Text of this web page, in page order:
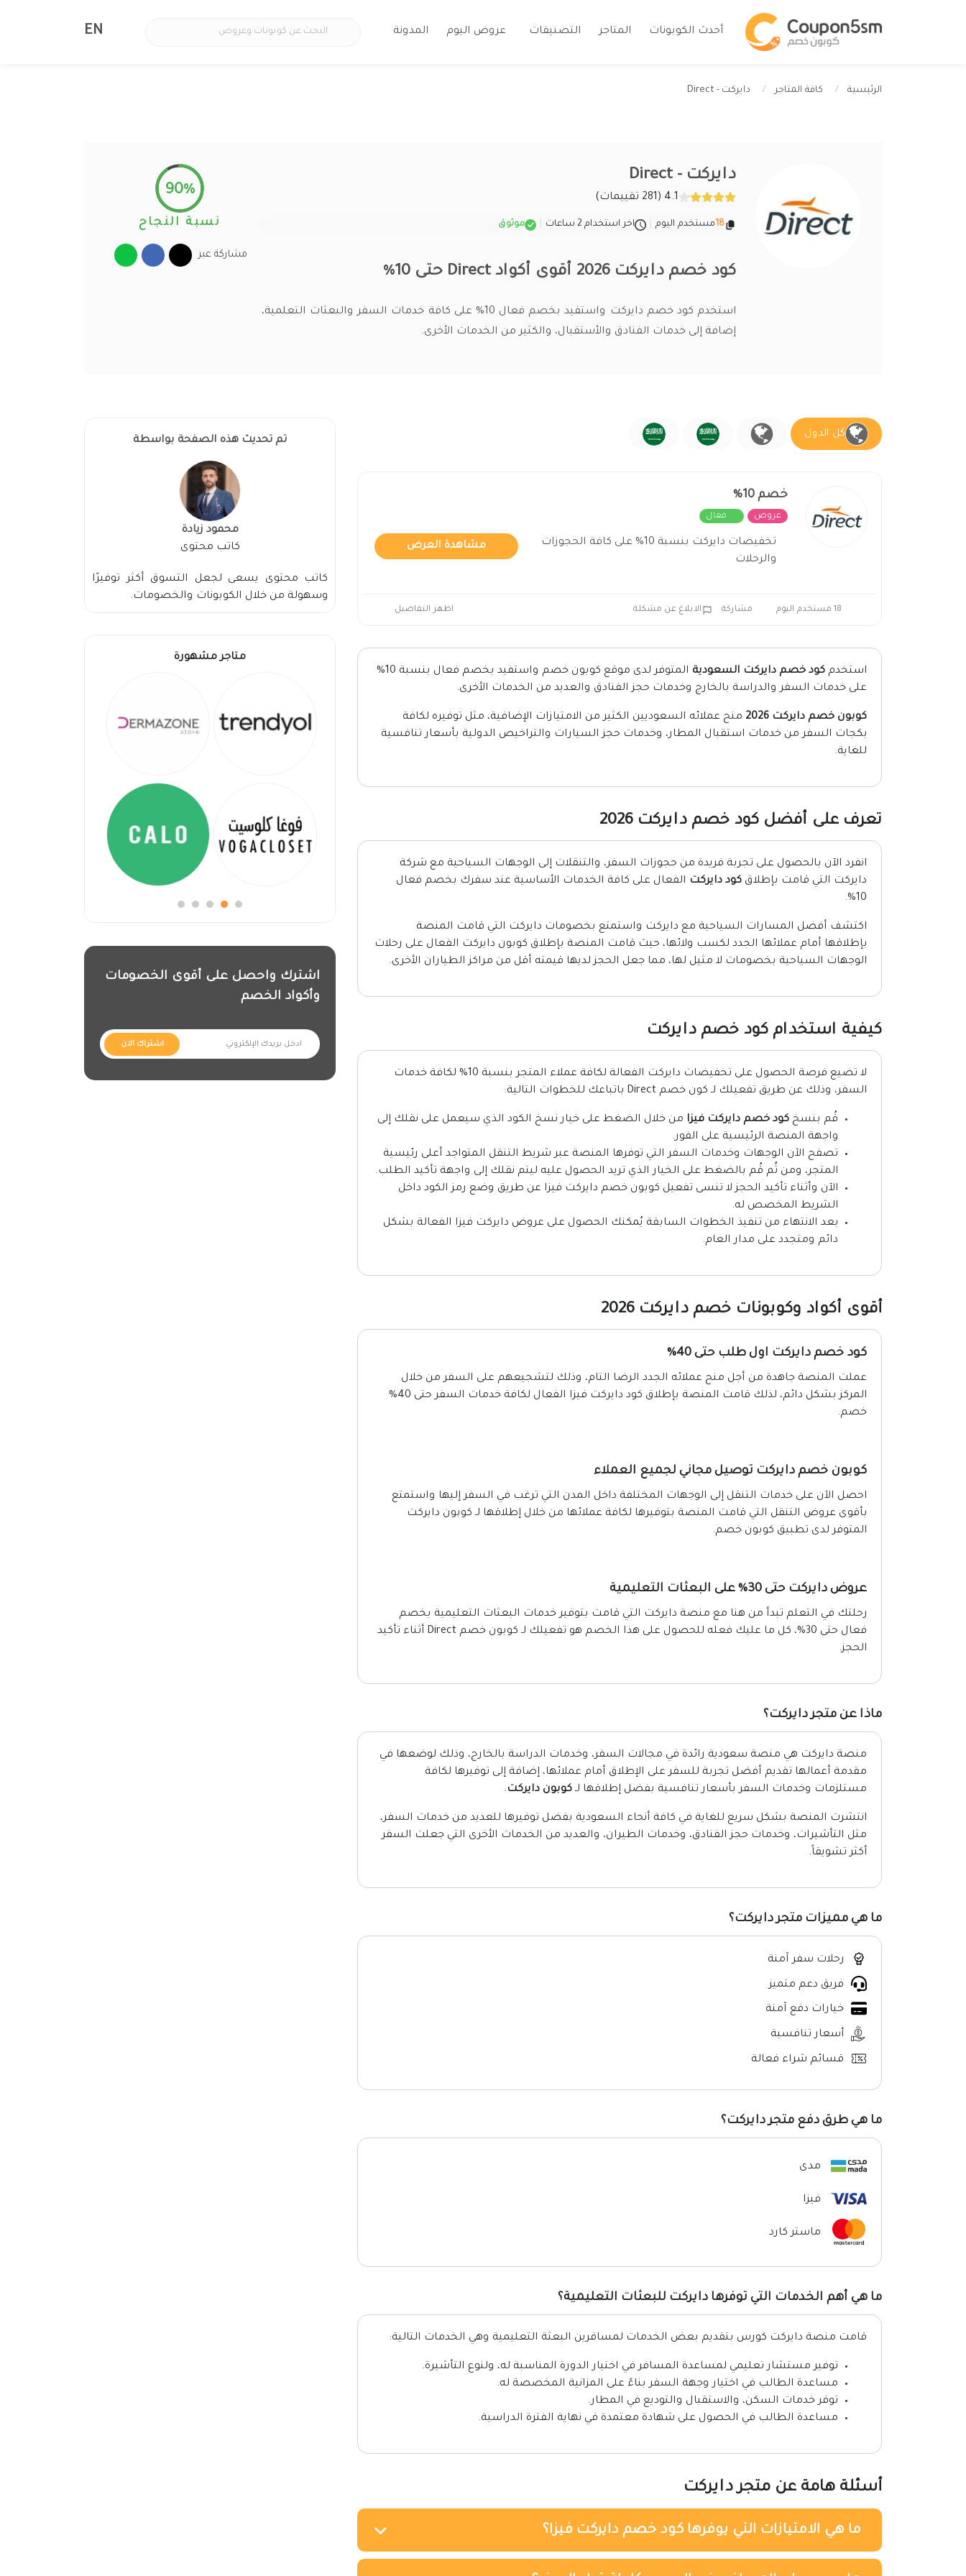
أحدث الكوبونات المتاجر التصنيفات عروض اليوم المدونة EN
الرئيسية كافة المتاجر دايركت - Direct
دايركت - Direct
4.1 (281 تقييمات)
18 مستخدم اليوم اخر استخدام 2 ساعات موثوق
كود خصم دايركت 2026 أقوى أكواد Direct حتى 10%
استخدم كود خصم دايركت واستفيد بخصم فعال 10% على كافة خدمات السفر والبعثات التعلمية،
إضافة إلى خدمات الفنادق والأستقبال، والكثير من الخدمات الأخرى.
90%
نسبة النجاح
مشاركة عبر
كل الدول
خصم 10%
عروض فعال
تخفيضات دايركت بنسبة 10% على كافة الحجوزات
والرحلات
مشاهدة العرض
18 مستخدم اليوم مشاركة الابلاغ عن مشكلة اظهر التفاصيل
استخدم كود خصم دايركت السعودية
المتوفر لدى موقع كوبون خصم واستفيد بخصم فعال بنسبة 10%
على خدمات السفر والدراسة بالخارج وخدمات حجز الفنادق والعديد من الخدمات الأخرى.
كوبون خصم دايركت 2026
منح عملائه السعوديين الكثير من الامتيازات الإضافية، مثل توفيره لكافة
بكجات السفر من خدمات استقبال المطار، وخدمات حجز السيارات والتراخيص الدولية بأسعار تنافسية
للغاية.
تعرف على أفضل كود خصم دايركت 2026
انفرد الآن بالحصول على تجربة فريدة من حجوزات السفر، والتنقلات إلى الوجهات السياحية مع شركة
دايركت التي قامت بإطلاق كود دايركت الفعال على كافة الخدمات الأساسية عند سفرك بخصم فعال
10%.
اكتشف أفضل المسارات السياحية مع دايركت واستمتع بخصومات دايركت التي قامت المنصة
بإطلاقها أمام عملائها الجدد لكسب ولائها، حيث قامت المنصة بإطلاق كوبون دايركت الفعال على رحلات
الوجهات السياحية بخصومات لا مثيل لها، مما جعل الحجز لديها قيمته أقل من مراكز الطياران الأخرى.
كيفية استخدام كود خصم دايركت
لا تضيع فرصة الحصول على تخفيضات دايركت الفعالة لكافة عملاء المتجر بنسبة 10% لكافة خدمات
السفر، وذلك عن طريق تفعيلك لـ كون خصم Direct باتباعك للخطوات التالية:
قُم بنسخ كود خصم دايركت فيزا من خلال الضغط على خيار نسخ الكود الذي سيعمل على نقلك إلى
واجهة المنصة الرئيسية على الفور.
تصفح الآن الوجهات وخدمات السفر التي توفرها المنصة عبر شريط التنقل المتواجد أعلى رئيسية
المتجر، ومن ثُم قُم بالضغط على الخيار الذي تريد الحصول عليه ليتم نقلك إلى واجهة تأكيد الطلب.
الآن وأثناء تأكيد الحجز لا تنسى تفعيل كوبون خصم دايركت فيزا عن طريق وضع رمز الكود داخل
الشريط المخصص له.
بعد الانتهاء من تنفيذ الخطوات السابقة يُمكنك الحصول على عروض دايركت فيزا الفعالة بشكل
دائم ومتجدد على مدار العام.
أقوى أكواد وكوبونات خصم دايركت 2026
كود خصم دايركت اول طلب حتى 40%
عملت المنصة جاهدة من أجل منح عملائه الجدد الرضا التام، وذلك لتشجيعهم على السفر من خلال
المركز بشكل دائم، لذلك قامت المنصة بإطلاق كود دايركت فيزا الفعال لكافة خدمات السفر حتى 40%
خصم.
كوبون خصم دايركت توصيل مجاني لجميع العملاء
احصل الآن على خدمات التنقل إلى الوجهات المختلفة داخل المدن التي ترغب في السفر إليها واستمتع
بأقوى عروض التنقل التي قامت المنصة بتوفيرها لكافة عملائها من خلال إطلاقها لـ كوبون دايركت
المتوفر لدى تطبيق كوبون خصم.
عروض دايركت حتى 30% على البعثات التعليمية
رحلتك في التعلم تبدأ من هنا مع منصة دايركت التي قامت بتوفير خدمات البعثات التعليمية بخصم
فعال حتى 30%، كل ما عليك فعله للحصول على هذا الخصم هو تفعيلك لـ كوبون خصم Direct أثناء تأكيد
الحجز.
ماذا عن متجر دايركت؟
منصة دايركت هي منصة سعودية رائدة في مجالات السفر، وخدمات الدراسة بالخارج، وذلك لوضعها في
مقدمة أعمالها تقديم أفضل تجربة للسفر على الإطلاق أمام عملائها، إضافة إلى توفيرها لكافة
مستلزمات وخدمات السفر بأسعار تنافسية بفضل إطلاقها لـ كوبون دايركت.
انتشرت المنصة بشكل سريع للغاية في كافة أنحاء السعودية بفضل توفيرها للعديد من خدمات السفر،
مثل التأشيرات، وخدمات حجز الفنادق، وخدمات الطيران، والعديد من الخدمات الأخرى التي جعلت السفر
أكثر تشويقاً.
ما هي مميزات متجر دايركت؟
رحلات سفر آمنة
فريق دعم متميز
خيارات دفع آمنة
أسعار تنافسية
قسائم شراء فعالة
ما هي طرق دفع متجر دايركت؟
مدى
فيزا
ماستر كارد
ما هي أهم الخدمات التي توفرها دايركت للبعثات التعليمية؟
قامت منصة دايركت كورس بتقديم بعض الخدمات لمسافرين البعثة التعليمية وهي الخدمات التالية:
توفير مستشار تعليمي لمساعدة المسافر في اختيار الدورة المناسبة له، ولنوع التأشيرة.
مساعدة الطالب في اختيار وجهة السفر بناءً على المزانية المخصصة له.
توفر خدمات السكن، والاستقبال والتوديع في المطار.
مساعدة الطالب في الحصول على شهادة معتمدة في نهاية الفترة الدراسية.
أسئلة هامة عن متجر دايركت
ما هي الامتيازات التي يوفرها كود خصم دايركت فيزا؟
تم تحديث هذه الصفحة بواسطة
محمود زيادة
كاتب محتوى
كاتب محتوى يسعى لجعل التسوق أكثر توفيرًا
وسهولة من خلال الكوبونات والخصومات.
متاجر مشهورة
اشترك واحصل على أقوى الخصومات
وأكواد الخصم
اشتراك الان